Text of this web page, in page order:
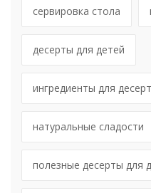
сервировка стола
десерты для детей
ингредиенты для
натуральные сладости
полезные десерты для